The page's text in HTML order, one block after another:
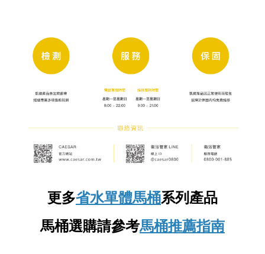
更多省水單體馬桶系列產品
馬桶選購請參考馬桶推薦指南